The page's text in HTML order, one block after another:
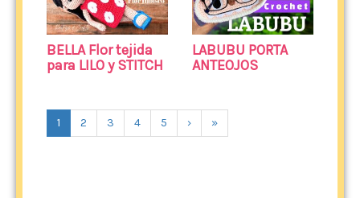
BELLA Flor tejida
para LILO y STITCH
LABUBU PORTA
ANTEOJOS
1 2 3 4 5 › »